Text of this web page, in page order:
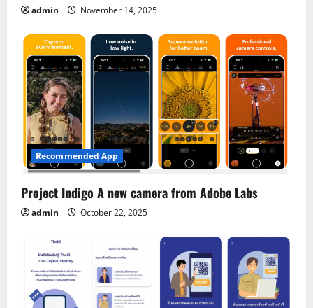
admin November 14, 2025
Recommended App
Project Indigo A new camera from Adobe Labs
admin October 22, 2025